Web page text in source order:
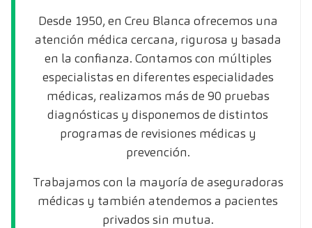
Desde 1950, en Creu Blanca ofrecemos una
atención médica cercana, rigurosa y basada
en la confianza. Contamos con múltiples
especialistas en diferentes especialidades
médicas, realizamos más de 90 pruebas
diagnósticas y disponemos de distintos
programas de revisiones médicas y
prevención.
Trabajamos con la mayoría de aseguradoras
médicas y también atendemos a pacientes
privados sin mutua.